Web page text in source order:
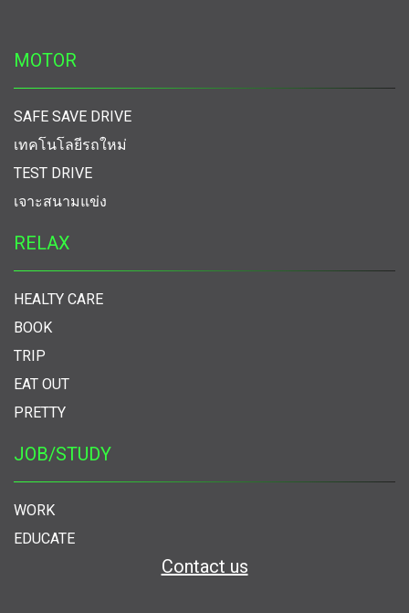
MOTOR
SAFE SAVE DRIVE
เทคโนโลยีรถใหม่
TEST DRIVE
เจาะสนามแข่ง
RELAX
HEALTY CARE
BOOK
TRIP
EAT OUT
PRETTY
JOB/STUDY
WORK
EDUCATE
Contact us